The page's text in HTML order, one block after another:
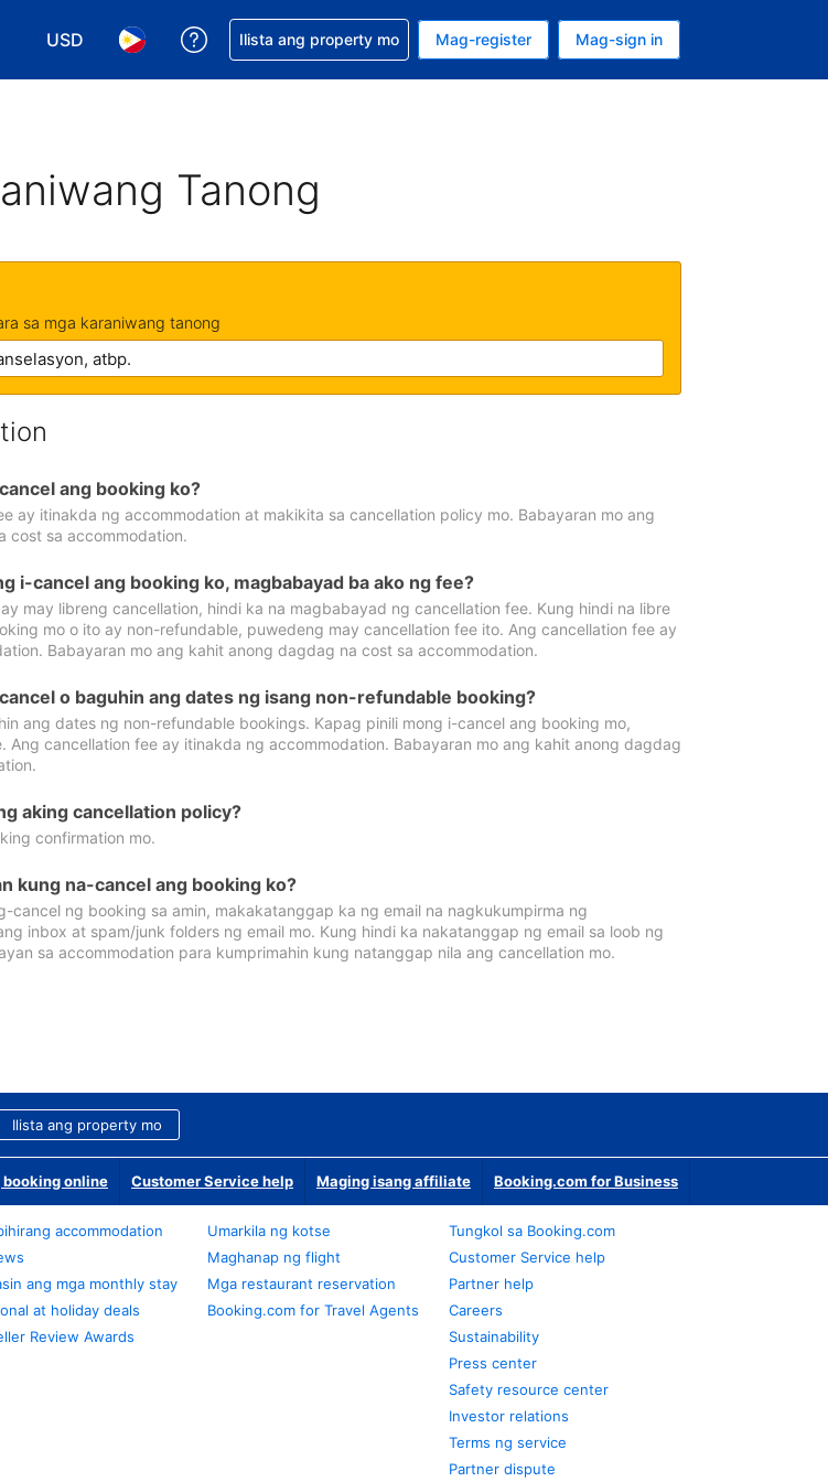
USD
Pumili ng currency mo. USD ang currency mo ngayon
Pumili ng wika mo. Filipino ang wika mo ngayon
Makakuha ng tulong sa reservation mo
Ilista ang property mo Mag-register Mag-sign in
Tanong
sa mga karaniwang tanong
ang booking ko?
ay itinakda ng accommodation at makikita sa cancellation policy mo. Babayaran mo ang
cost sa accommodation.
i-cancel ang booking ko, magbabayad ba ako ng fee?
may libreng cancellation, hindi ka na magbabayad ng cancellation fee. Kung hindi na libre
mo o ito ay non-refundable, puwedeng may cancellation fee ito. Ang cancellation fee ay
Babayaran mo ang kahit anong dagdag na cost sa accommodation.
o baguhin ang dates ng isang non-refundable booking?
ang dates ng non-refundable bookings. Kapag pinili mong i-cancel ang booking mo,
Ang cancellation fee ay itinakda ng accommodation. Babayaran mo ang kahit anong dagdag
aking cancellation policy?
confirmation mo.
kung na-cancel ang booking ko?
cancel ng booking sa amin, makakatanggap ka ng email na nagkukumpirma ng
inbox at spam/junk folders ng email mo. Kung hindi ka nakatanggap ng email sa loob ng
sa accommodation para kumprimahin kung natanggap nila ang cancellation mo.
Ilista ang property mo
booking online Customer Service help Maging isang affiliate Booking.com for Business
accommodation
ang mga monthly stay
at holiday deals
Review Awards
Umarkila ng kotse
Maghanap ng flight
Mga restaurant reservation
Booking.com for Travel Agents
Tungkol sa Booking.com
Customer Service help
Partner help
Careers
Sustainability
Press center
Safety resource center
Investor relations
Terms ng service
Partner dispute